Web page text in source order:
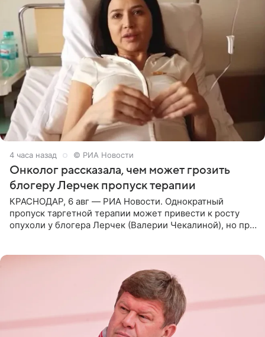
4 часа назад © РИА Новости
Онколог рассказала, чем может грозить
блогеру Лерчек пропуск терапии
КРАСНОДАР, 6 авг — РИА Новости. Однократный
пропуск таргетной терапии может привести к росту
опухоли у блогера Лерчек (Валерии Чекалиной), но при